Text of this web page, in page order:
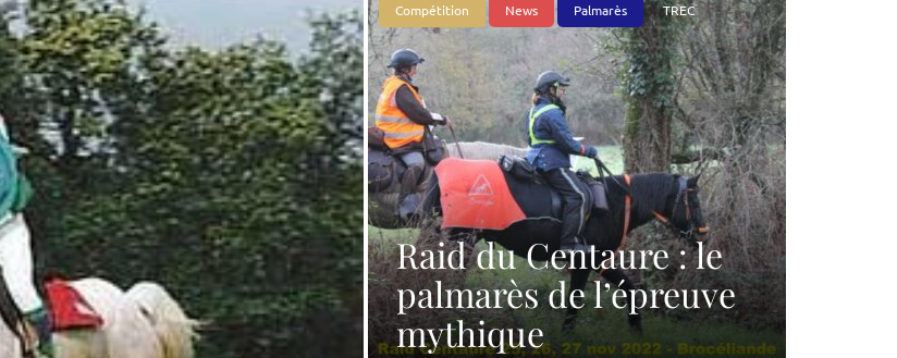
Compétition News Palmarès TREC
Raid du Centaure : le
palmarès de l’épreuve
mythique